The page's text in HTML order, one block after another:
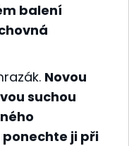
balení
Novou
suchou
ji při